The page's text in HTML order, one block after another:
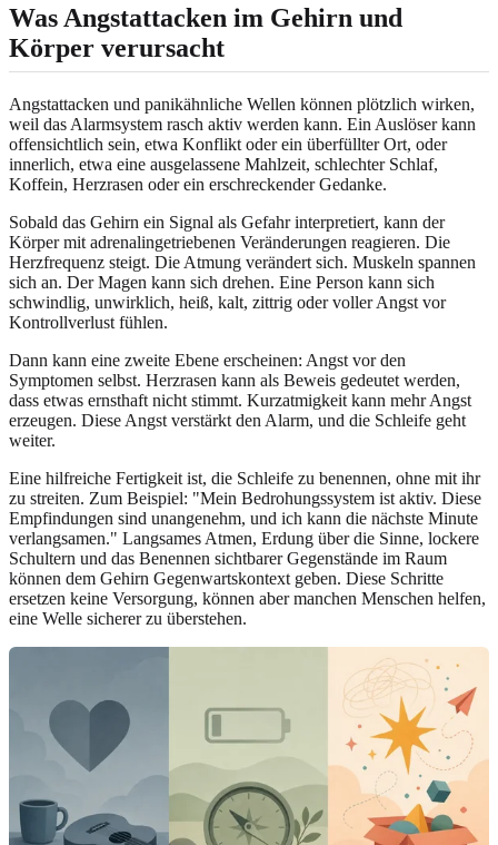
Was Angstattacken im Gehirn und
Körper verursacht
Angstattacken und panikähnliche Wellen können plötzlich wirken,
weil das Alarmsystem rasch aktiv werden kann. Ein Auslöser kann
offensichtlich sein, etwa Konflikt oder ein überfüllter Ort, oder
innerlich, etwa eine ausgelassene Mahlzeit, schlechter Schlaf,
Koffein, Herzrasen oder ein erschreckender Gedanke.
Sobald das Gehirn ein Signal als Gefahr interpretiert, kann der
Körper mit adrenalingetriebenen Veränderungen reagieren. Die
Herzfrequenz steigt. Die Atmung verändert sich. Muskeln spannen
sich an. Der Magen kann sich drehen. Eine Person kann sich
schwindlig, unwirklich, heiß, kalt, zittrig oder voller Angst vor
Kontrollverlust fühlen.
Dann kann eine zweite Ebene erscheinen: Angst vor den
Symptomen selbst. Herzrasen kann als Beweis gedeutet werden,
dass etwas ernsthaft nicht stimmt. Kurzatmigkeit kann mehr Angst
erzeugen. Diese Angst verstärkt den Alarm, und die Schleife geht
weiter.
Eine hilfreiche Fertigkeit ist, die Schleife zu benennen, ohne mit ihr
zu streiten. Zum Beispiel: "Mein Bedrohungssystem ist aktiv. Diese
Empfindungen sind unangenehm, und ich kann die nächste Minute
verlangsamen." Langsames Atmen, Erdung über die Sinne, lockere
Schultern und das Benennen sichtbarer Gegenstände im Raum
können dem Gehirn Gegenwartskontext geben. Diese Schritte
ersetzen keine Versorgung, können aber manchen Menschen helfen,
eine Welle sicherer zu überstehen.